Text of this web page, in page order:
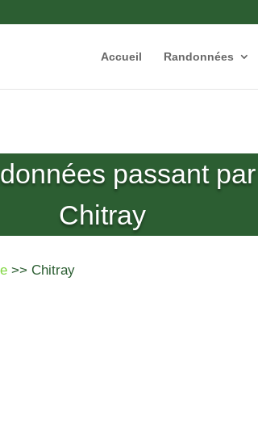
Accueil Randonnées
passant par
Chitray
>> Chitray